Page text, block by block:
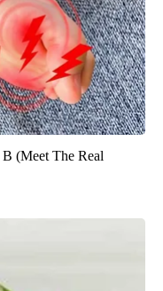
(Meet The Real